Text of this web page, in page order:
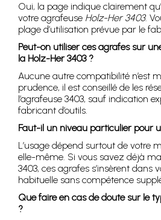
Oui, la page indique clairement
votre agrafeuse Holz-Her 3403.
plage d’utilisation prévue par le
Peut-on utiliser ces agrafes sur
la Holz-Her 3403 ?
Aucune autre compatibilité n’est
prudence, il est conseillé de les
l’agrafeuse 3403, sauf indication
fabricant d’outils.
Faut-il un niveau particulier pour
L’usage dépend surtout de votre
elle-même. Si vous savez déjà
3403, ces agrafes s’insèrent dans
habituelle sans compétence
Que faire en cas de doute sur le
?